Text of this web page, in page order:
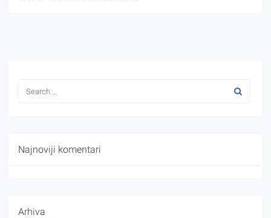
Najnoviji komentari
Arhiva